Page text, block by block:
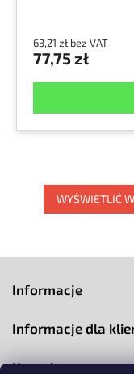
63,21 zł bez VAT
77,75 zł
WYŚWIETLIĆ
Informacje
Informacje dla
Kontakt